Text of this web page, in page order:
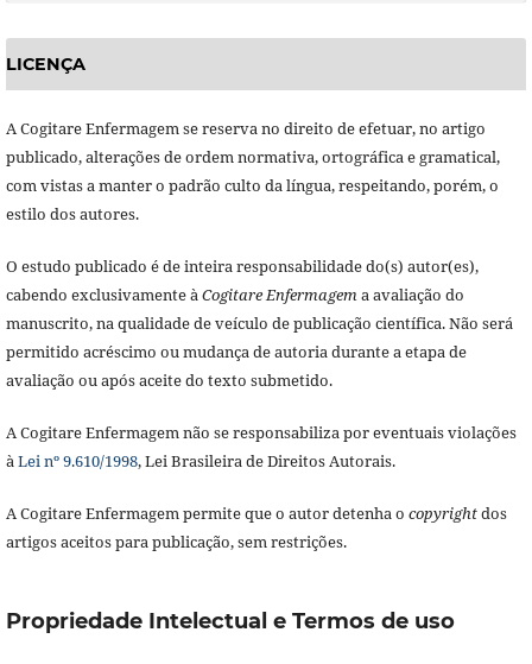
LICENÇA
A Cogitare Enfermagem se reserva no direito de efetuar, no artigo
publicado, alterações de ordem normativa, ortográfica e gramatical,
com vistas a manter o padrão culto da língua, respeitando, porém, o
estilo dos autores.
O estudo publicado é de inteira responsabilidade do(s) autor(es),
cabendo exclusivamente àCogitare Enfermagema avaliação do
manuscrito, na qualidade de veículo de publicação científica. Não será
permitido acréscimo ou mudança de autoria durante a etapa de
avaliação ou após aceite do texto submetido.
A Cogitare Enfermagem não se responsabiliza por eventuais violações
àLei nº 9.610/1998, Lei Brasileira de Direitos Autorais.
A Cogitare Enfermagem permite que o autor detenha o copyrightdos
artigos aceitos para publicação, sem restrições.
Propriedade Intelectual e Termos de uso